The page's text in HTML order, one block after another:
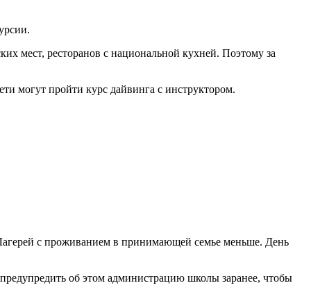
мест, ресторанов с национальной кухней. Поэтому за
могут пройти курс дайвинга с инструктором.
с проживанием в принимающей семье меньше. День
об этом администрацию школы заранее, чтобы